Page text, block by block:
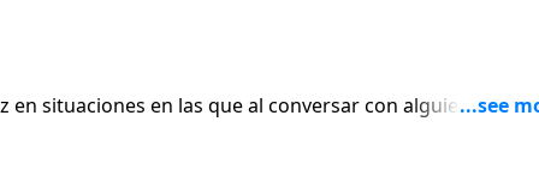
situaciones en las que al conversar con alguien que
frecuencia terminamos nuestra conversación